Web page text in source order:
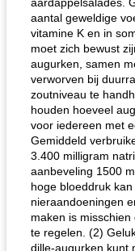
aantal geweldige
vitamine K en in
moet zich bewust
augurken, samen
verworven bij
zoutniveau te
houden hoeveel
voor iedereen met
Gemiddeld
3.400 milligram
aanbeveling 1500
hoge bloeddruk
nieraandoeningen
maken is
te regelen. (2)
dille-augurken kunt